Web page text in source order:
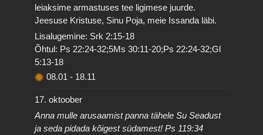
leiaksime armastuses tee ligimese juurde.
Jeesuse Kristuse, Sinu Poja, meie Issanda läbi.
Lisalugemine: Srk 2:15-18
Õhtul: Ps 22:24-32;5Ms 30:11-20;Ps 22:24-32;Gl
5:13-18
08.01 - 18.11
17. oktoober
Anna mulle arusaamist panna tähele Su Seadust
ja seda pidada kõigest südamest! Ps 119:34